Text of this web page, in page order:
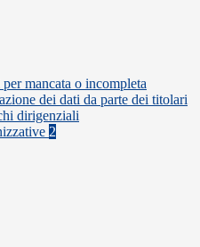
mancata o incompleta
dei dati da parte dei titolari
dirigenziali
2